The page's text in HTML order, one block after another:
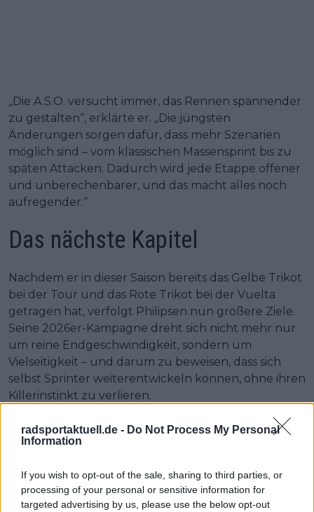
radsportaktuell.de - Do Not Process My Personal
Information
If you wish to opt-out of the sale, sharing to third parties, or
processing of your personal or sensitive information for
targeted advertising by us, please use the below opt-out
„Die A.S.O. versucht immer, das Rennen spannender
zu gestalten“, erklärte er. „Die jüngsten
Änderungen sorgen dafür, dass mehr Szenarien
möglich sind – vom klassischen Massensprint bis zu
späten Attacken. Dadurch wird jede Etappe offener
und unberechenbarer, und das macht alles noch
aufregender.“
Das nächste Kapitel
Nachdem er in dieser Saison bereits das Gelbe Trikot
bei der Tour und das Rote Trikot bei der Vuelta
getragen hat, verfolgt Philipsen nun größere Ziele.
Seine 2026er-Kampagne dreht sich nicht mehr nur
um reine Endgeschwindigkeit, sondern um
Vielseitigkeit – und darum zu beweisen, dass sich
selbst Sprinter weiterentwickeln können, ohne ihren
Killerinstinkt zu verlieren.
„Im Radsport geht es immer um Leidenschaft und
Emotionen“, sagte er. „Das ist es, was dich antreibt –
Weiterlesen